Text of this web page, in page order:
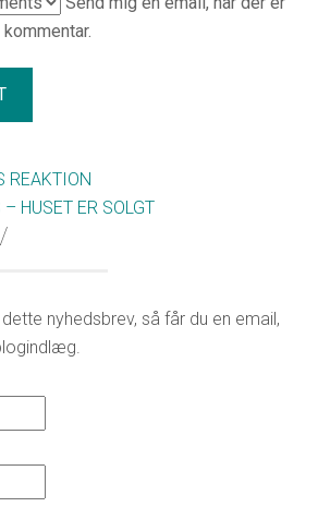
REAKTION
– HUSET ER SOLGT
nyhedsbrev, så får du en email,